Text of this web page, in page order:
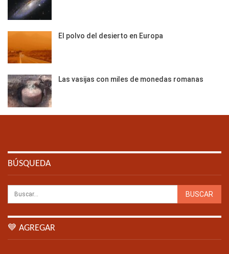
El polvo del desierto en Europa
Las vasijas con miles de monedas romanas
BÚSQUEDA
💙 AGREGAR